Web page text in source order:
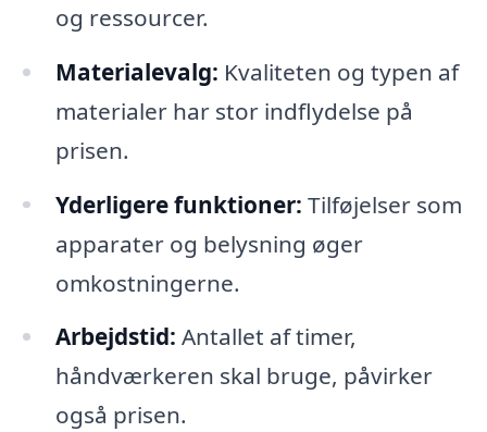
og ressourcer.
Materialevalg: Kvaliteten og typen af
materialer har stor indflydelse på
prisen.
Yderligere funktioner: Tilføjelser som
apparater og belysning øger
omkostningerne.
Arbejdstid: Antallet af timer,
håndværkeren skal bruge, påvirker
også prisen.